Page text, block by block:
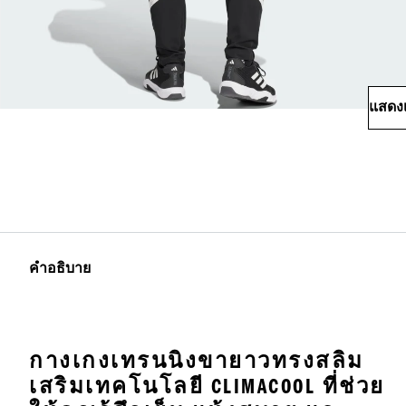
แสดง
คำอธิบาย
กางเกงเทรนนิงขายาวทรงสลิม
เสริมเทคโนโลยี CLIMACOOL ที่ช่วย